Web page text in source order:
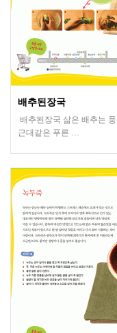
배추된장국
배추된장국 삶은 배추는
근대같은 푸른 …